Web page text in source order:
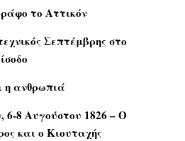
το Αττικόν
Σεπτέμβρης στο
η ανθρωπιά
8 Αυγούστου 1826 – Ο
και ο Κιουταχής